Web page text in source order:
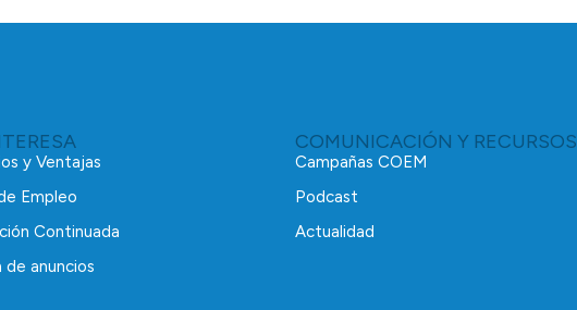
y Ventajas
Empleo
Continuada
de anuncios
COMUNICACIÓN Y RECURSOS
Campañas COEM
Podcast
Actualidad